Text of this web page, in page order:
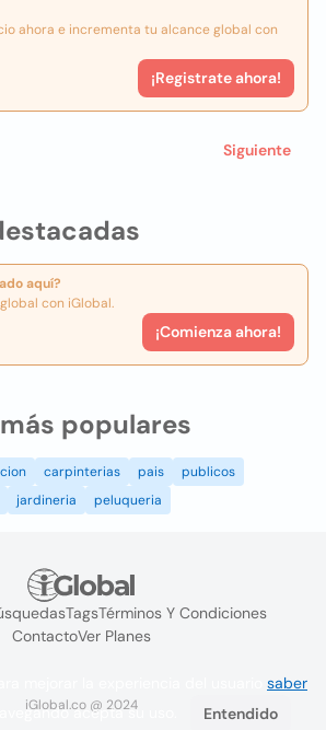
aquí?
con iGlobal.
¡Comienza ahora!
ahora e incrementa tu alcance global con
¡Registrate ahora!
Siguiente
populares
carpinterias pais
publicos
jardineria peluqueria
TagsTérminos Y Condiciones
ContactoVer Planes
iGlobal.co @ 2024
saber
acepta su uso. Entendido